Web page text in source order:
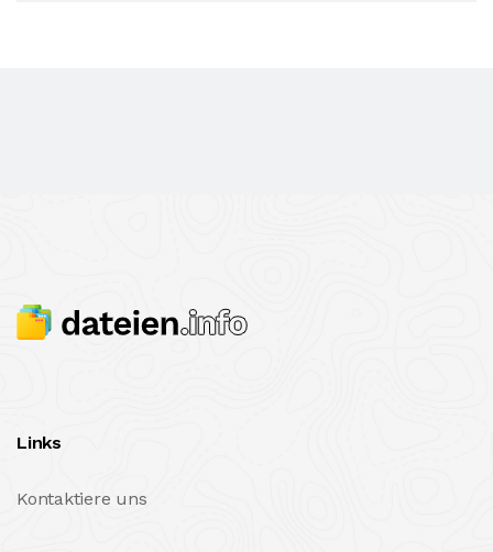
Links
Kontaktiere uns